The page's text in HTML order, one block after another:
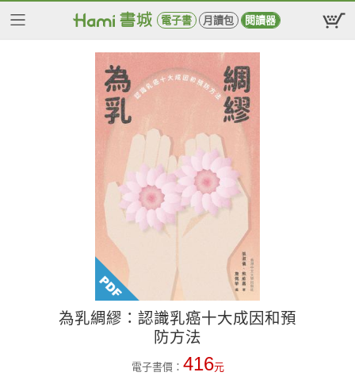
電子書 月讀包 閱讀器
為乳綢繆：認識乳癌十大成因和預
防方法
電子書價： 416元